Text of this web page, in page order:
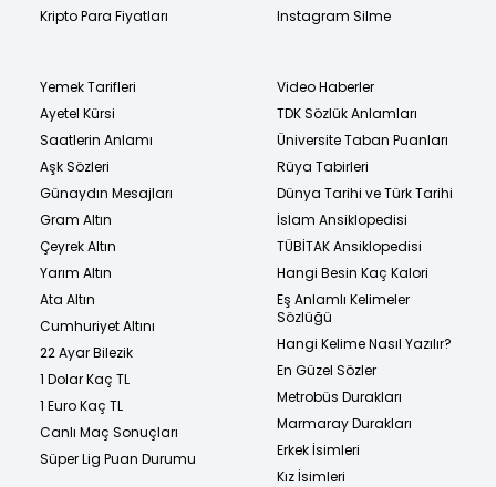
Kripto Para Fiyatları
Instagram Silme
Yemek Tarifleri
Ayetel Kürsi
Saatlerin Anlamı
Aşk Sözleri
Günaydın Mesajları
Gram Altın
Çeyrek Altın
Yarım Altın
Ata Altın
Cumhuriyet Altını
22 Ayar Bilezik
1 Dolar Kaç TL
1 Euro Kaç TL
Canlı Maç Sonuçları
Süper Lig Puan Durumu
Video Haberler
TDK Sözlük Anlamları
Üniversite Taban Puanları
Rüya Tabirleri
Dünya Tarihi ve Türk Tarihi
İslam Ansiklopedisi
TÜBİTAK Ansiklopedisi
Hangi Besin Kaç Kalori
Eş Anlamlı Kelimeler
Sözlüğü
Hangi Kelime Nasıl Yazılır?
En Güzel Sözler
Metrobüs Durakları
Marmaray Durakları
Erkek İsimleri
Kız İsimleri